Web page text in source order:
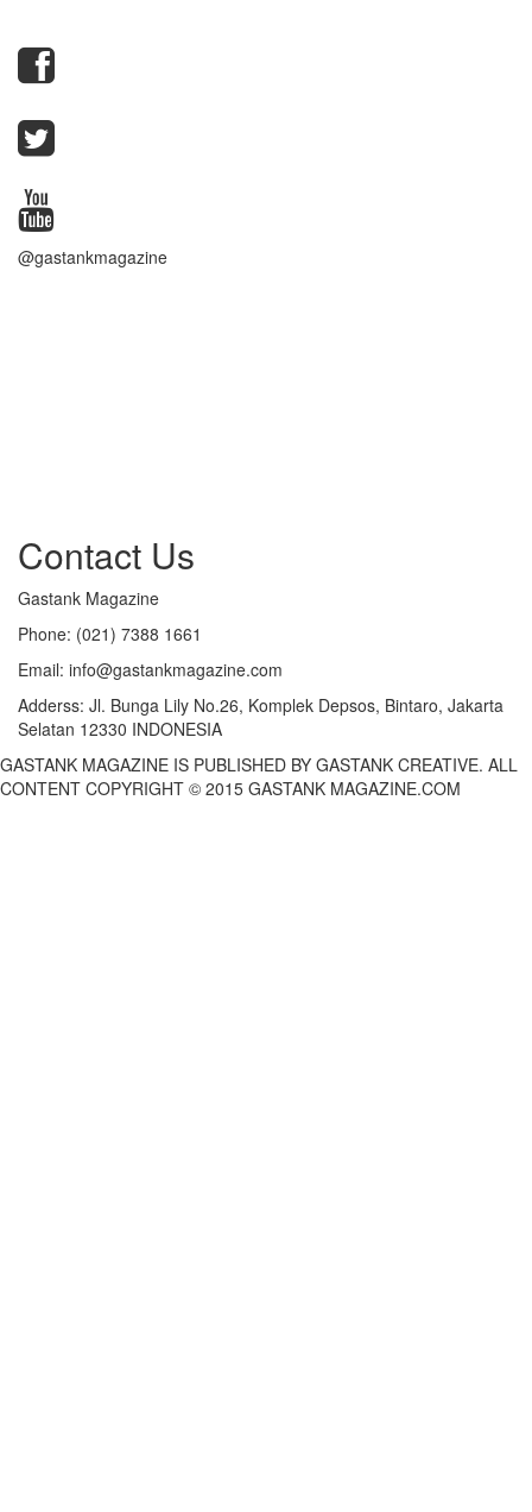
@gastankmagazine
Contact Us
Gastank Magazine
Phone: (021) 7388 1661
Email: info@gastankmagazine.com
Adderss: Jl. Bunga Lily No.26, Komplek Depsos, Bintaro, Jakarta
Selatan 12330 INDONESIA
GASTANK MAGAZINE IS PUBLISHED BY GASTANK CREATIVE. ALL
CONTENT COPYRIGHT © 2015 GASTANK MAGAZINE.COM